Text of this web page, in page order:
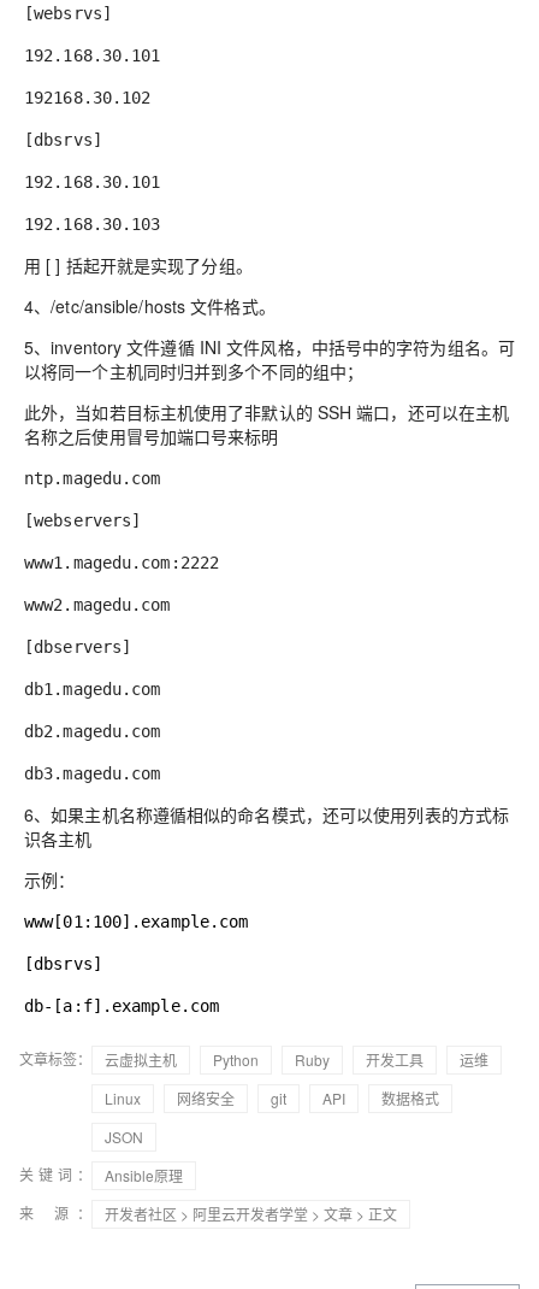
[websrvs]
192.168.30.101
192168.30.102
[dbsrvs]
192.168.30.101
192.168.30.103
用 [ ] 括起开就是实现了分组。
4、/etc/ansible/hosts 文件格式。
5、inventory 文件遵循 INI 文件风格，中括号中的字符为组名。可
以将同一个主机同时归并到多个不同的组中；
此外，当如若目标主机使用了非默认的 SSH 端口，还可以在主机
名称之后使用冒号加端口号来标明
ntp.magedu.com
[webservers]
www1.magedu.com:2222
www2.magedu.com
[dbservers]
db1.magedu.com
db2.magedu.com
db3.magedu.com
6、如果主机名称遵循相似的命名模式，还可以使用列表的方式标
识各主机
示例：
www[01:100].example.com
[dbsrvs]
db-[a:f].example.com
文章标签： 云虚拟主机 Python Ruby 开发工具
运维
Linux
网络安全 git API
数据格式
JSON
关键词：
Ansible原理
来 源：
开发者社区 > 阿里云开发者学堂 > 文章 > 正文